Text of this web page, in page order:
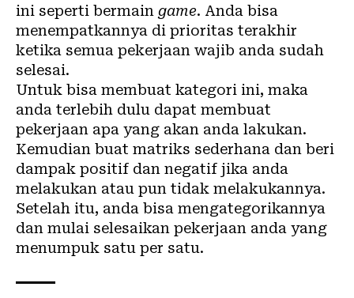
ini seperti bermain game. Anda bisa
menempatkannya di prioritas terakhir
ketika semua pekerjaan wajib anda sudah
selesai.
Untuk bisa membuat kategori ini, maka
anda terlebih dulu dapat membuat
pekerjaan apa yang akan anda lakukan.
Kemudian buat matriks sederhana dan beri
dampak positif dan negatif jika anda
melakukan atau pun tidak melakukannya.
Setelah itu, anda bisa mengategorikannya
dan mulai selesaikan pekerjaan anda yang
menumpuk satu per satu.